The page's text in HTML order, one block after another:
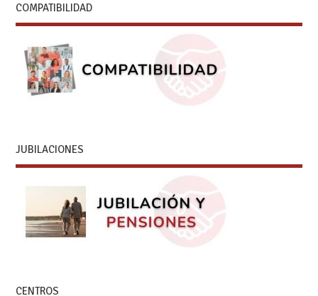
COMPATIBILIDAD
JUBILACIONES
CENTROS